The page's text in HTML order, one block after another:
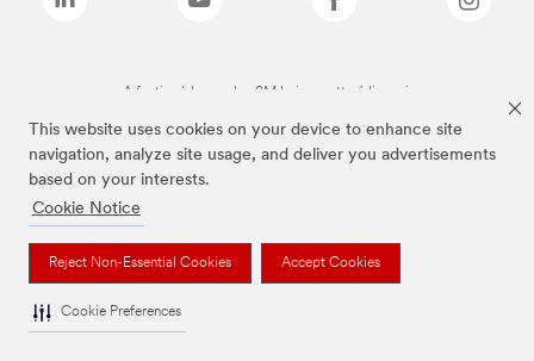
This website uses cookies on your device to enhance site
navigation, analyze site usage, and deliver you advertisements
based on your interests.
Cookie Notice
Reject Non-Essential Cookies Accept Cookies
Cookie Preferences
A fenti márkanevek a 3M bejegyzett védjegyei.